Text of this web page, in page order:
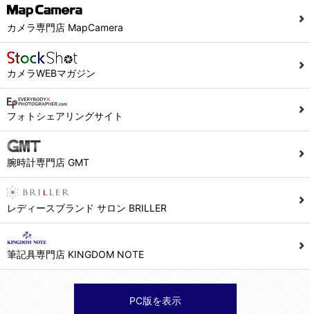
６．個人情報に関するお問合せ対応
(1)当社は、当社の保有する個人データに関し、ご本人から利用目的の通知，開示，内容の訂正，追加又は削除，利用の停止，消去及び第三者への提供の停止の請求などがあれば、ご本人の確認をさせていただいた上で、速やかに対応します。また当社の個人情報の取り扱いに関するご質問、ご相談にも対応いたします。尚、シュッピン会員のお客様は、当社が保有する個人データの削除を要求する権利があります。
(2)当社の個人情報に関するお問合せは、以下の窓口で承ります。お問合せの内容により必要な書類提出や質問へのご回答をお願いすることがあります。
シュッピン株式会社 個人情報相談窓口
Mail：privacy@syuppin.com (受付)
カメラ専門店 MapCamera
カメラWEBマガジン
フォトシェアリングサイト
腕時計専門店 GMT
レディースブランド サロン BRILLER
筆記具専門店 KINGDOM NOTE
PC版を表示